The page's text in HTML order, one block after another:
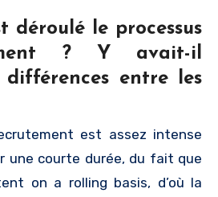
déroulé le processus
? Y avait-il
différences entre les
est assez intense
une courte durée, du fait que
on a rolling basis, d’où la